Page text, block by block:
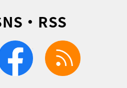
・RSS
facebook